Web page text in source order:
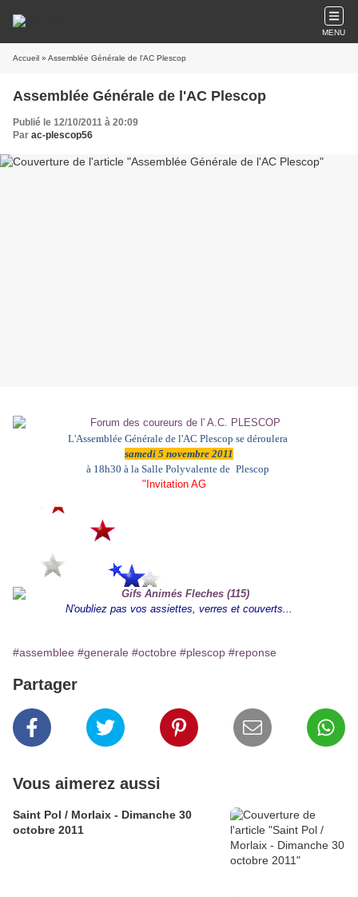
MENU
Accueil » Assemblée Générale de l'AC Plescop
Assemblée Générale de l'AC Plescop
Publié le 12/10/2011 à 20:09
Par ac-plescop56
L'Assemblée Générale de l'AC Plescop se déroulera
samedi 5 novembre 2011
à 18h30 à la Salle Polyvalente de Plescop
" Invitation AG
N'oubliez pas vos assiettes, verres et couverts...
#assemblee #generale #octobre #plescop #reponse
Partager
Vous aimerez aussi
Saint Pol / Morlaix - Dimanche 30
octobre 2011